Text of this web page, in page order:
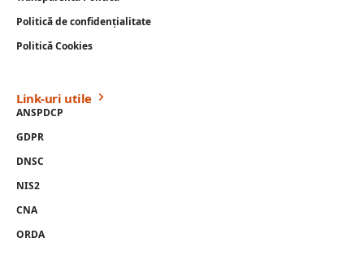
Politică de confidențialitate
Politică Cookies
Link-uri utile
ANSPDCP
GDPR
DNSC
NIS2
CNA
ORDA